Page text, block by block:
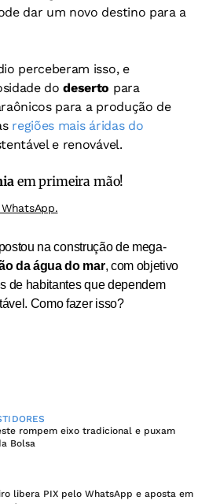
dar um novo destino para a
perceberam isso, e
dodeserto para
para a produção de
regiões mais áridas do
e renovável.
em primeira mão!
na construção de mega-
da água do mar, com objetivo
de habitantes que dependem
Como fazer isso?
rompem eixo tradicional e puxam
Bolsa
libera PIX pelo WhatsApp e aposta em